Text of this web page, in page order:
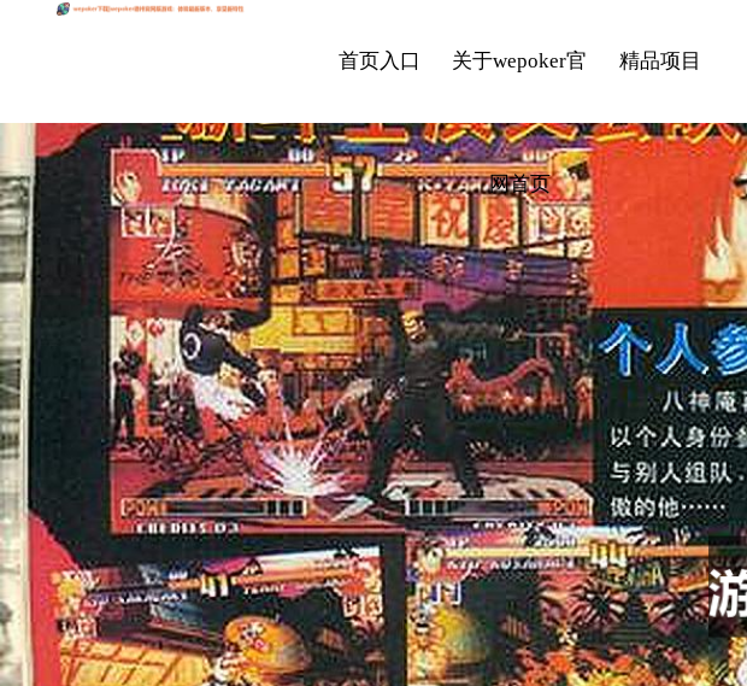
首页入口 关于wepoker官
网首页
精品项目